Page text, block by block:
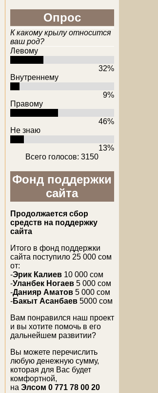
Опрос
К какому крылу относится
ваш род?
Левому
32%
Внутреннему
9%
Правому
46%
Не знаю
13%
Всего голосов: 3150
Фонд поддержки
сайта
Продолжается сбор
средств на поддержку
сайта
Итого в фонд поддержки
сайта поступило 25 000 сом
от:
-Эрик Калиев10 000 сом
-Уланбек Ногаев 5 000 сом
-Данияр Аматов5 000 сом
-Бакыт Асанбаев 5000 сом
Вам понравился наш проект
и вы хотите помочь в его
дальнейшем развитии?
Вы можете перечислить
любую денежную сумму,
которая для Вас будет
комфортной,
на Элсом 0 771 78 00 20